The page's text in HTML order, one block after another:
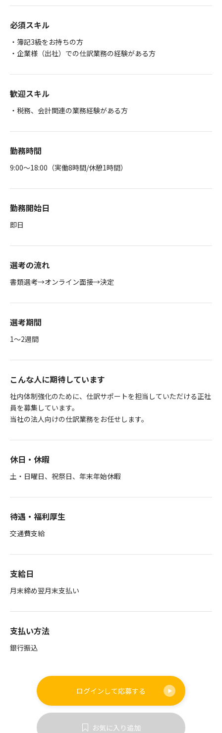
必須スキル
・簿記3級をお持ちの方
・企業様（出社）での仕訳業務の経験がある方
歓迎スキル
・税務、会計関連の業務経験がある方
勤務時間
9:00～18:00（実働8時間/休憩1時間）
勤務開始日
即日
選考の流れ
書類選考→オンライン面接→決定
選考期間
1～2週間
こんな人に期待しています
社内体制強化のために、仕訳サポートを担当していただける正社
員を募集しています。
当社の法人向けの仕訳業務をお任せします。
休日・休暇
土・日曜日、祝祭日、年末年始休暇
待遇・福利厚生
交通費支給
支給日
月末締め翌月末支払い
支払い方法
銀行振込
ログインして応募する
お気に入り追加